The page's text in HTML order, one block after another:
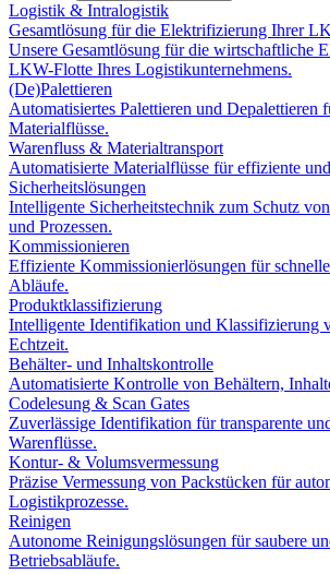
Logistik & Intralogistik
Gesamtlösung für die Elektrifizierung Ihrer
Unsere Gesamtlösung für die wirtschaftliche
LKW-Flotte Ihres Logistikunternehmens.
(De)Palettieren
Automatisiertes Palettieren und Depalettieren
Materialflüsse.
Warenfluss & Materialtransport
Automatisierte Materialflüsse für effiziente
Sicherheitslösungen
Intelligente Sicherheitstechnik zum Schutz
und Prozessen.
Kommissionieren
Effiziente Kommissionierlösungen für
Abläufe.
Produktklassifizierung
Intelligente Identifikation und Klassifizierung
Echtzeit.
Behälter- und Inhaltskontrolle
Automatisierte Kontrolle von Behältern,
Codelesung & Scan Gates
Zuverlässige Identifikation für transparente
Warenflüsse.
Kontur- & Volumsvermessung
Präzise Vermessung von Packstücken für
Logistikprozesse.
Reinigen
Autonome Reinigungslösungen für saubere
Betriebsabläufe.